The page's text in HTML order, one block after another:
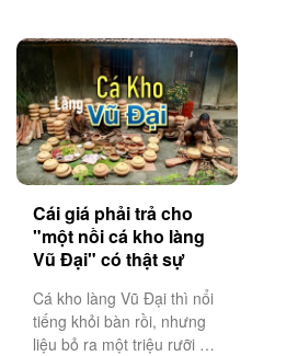
một
Cái giá phải trả cho
"một nồi cá kho làng
Vũ Đại" có thật sự
Cá kho làng Vũ Đại thì nổi
tiếng khỏi bàn rồi, nhưng
liệu bỏ ra một triệu rưỡi để